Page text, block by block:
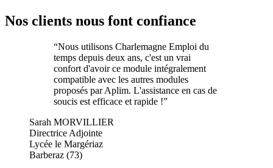
Nos clients nous font confiance
“Nous utilisons Charlemagne Emploi du
temps depuis deux ans, c'est un vrai
confort d'avoir ce module intégralement
compatible avec les autres modules
proposés par Aplim. L'assistance en cas de
soucis est efficace et rapide !”
Sarah MORVILLIER
Directrice Adjointe
Lycée le Margériaz
Barberaz (73)